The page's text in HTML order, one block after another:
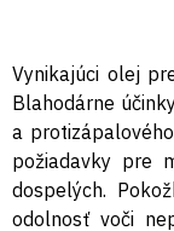
Vynikajúci olej
Blahodárne
a
požiadavky pre
dospelých.
odolnosť voči